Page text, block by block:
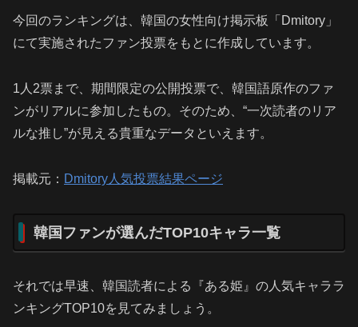
今回のランキングは、韓国の女性向け掲示板「Dmitory」
にて実施されたファン投票をもとに作成しています。
1人2票まで、期間限定の公開投票で、韓国語原作のファ
ンがリアルに参加したもの。そのため、“一次読者のリア
ルな推し”が見える貴重なデータといえます。
掲載元： Dmitory人気投票結果ページ
韓国ファンが選んだTOP10キャラ一覧
それでは早速、韓国読者による『ある姫』の人気キャララ
ンキングTOP10を見てみましょう。